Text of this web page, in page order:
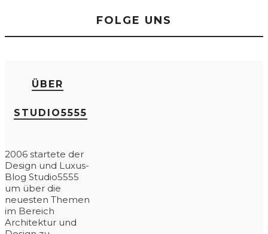
FOLGE UNS
ÜBER
STUDIO5555
2006 startete der
Design und Luxus-
Blog Studio5555
um über die
neuesten Themen
im Bereich
Architektur und